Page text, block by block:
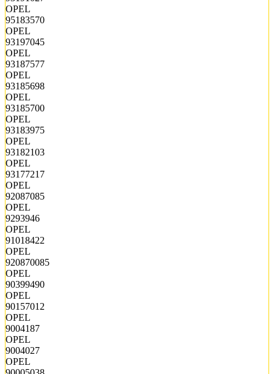
OPEL
95183570
OPEL
93197045
OPEL
93187577
OPEL
93185698
OPEL
93185700
OPEL
93183975
OPEL
93182103
OPEL
93177217
OPEL
92087085
OPEL
9293946
OPEL
91018422
OPEL
920870085
OPEL
90399490
OPEL
90157012
OPEL
9004187
OPEL
9004027
OPEL